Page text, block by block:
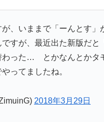
、いままで「ーんとす」
すが、最近出た新版だと
わった… とかなんとかタ
ってましたね。
2018年3月29日